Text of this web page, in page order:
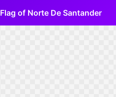
Flag of Norte De Santander